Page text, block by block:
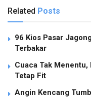
Related Posts
96 Kios Pasar
Terbakar
Cuaca Tak
Tetap Fit
Angin Kencang